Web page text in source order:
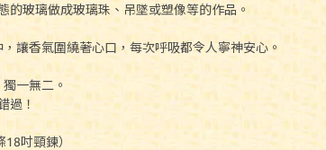
玻璃做成玻璃珠、吊墜或塑像等的作品。
讓香氣圍繞著心口，每次呼吸都令人寧神安心。
一無二。
過！
18吋頸鍊）